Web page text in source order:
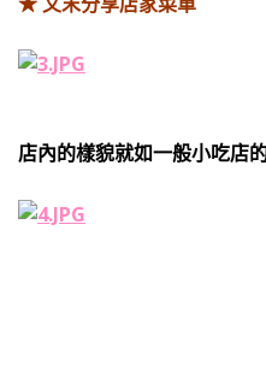
店內的樣貌就如一般小吃店